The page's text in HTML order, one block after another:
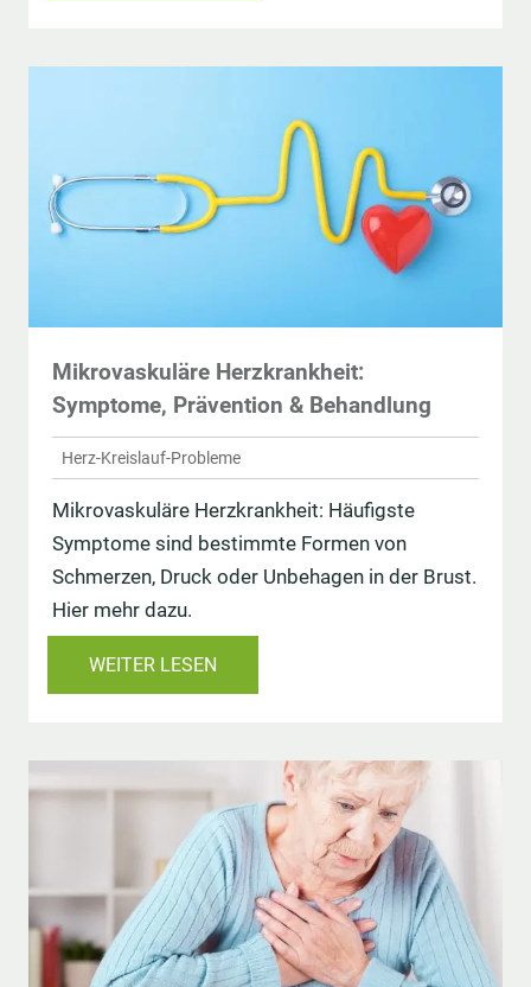
Mikrovaskuläre Herzkrankheit:
Symptome, Prävention & Behandlung
Herz-Kreislauf-Probleme
Mikrovaskuläre Herzkrankheit: Häufigste
Symptome sind bestimmte Formen von
Schmerzen, Druck oder Unbehagen in der Brust.
Hier mehr dazu.
WEITER LESEN